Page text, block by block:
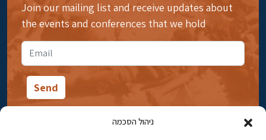
ניהול הסכמה
Join our mailing list and receive updates about
the events and conferences that we hold